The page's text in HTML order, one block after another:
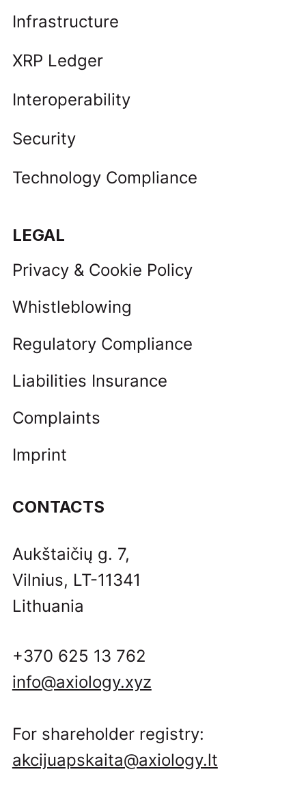
Infrastructure
XRP Ledger
Interoperability
Security
Technology Compliance
LEGAL
Privacy & Cookie Policy
Whistleblowing
Regulatory Compliance
Liabilities Insurance
Complaints
Imprint
CONTACTS
Aukštaičių g. 7,
Vilnius, LT-11341
Lithuania
+370 625 13 762
info@axiology.xyz
For shareholder registry:
akcijuapskaita@axiology.lt